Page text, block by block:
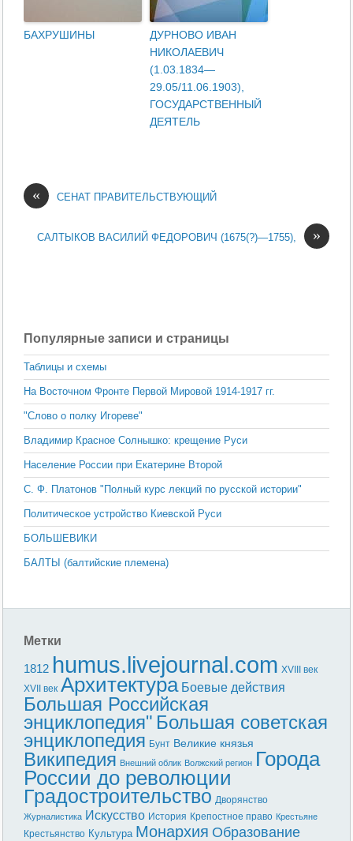
БАХРУШИНЫ
ДУРНОВО ИВАН
НИКОЛАЕВИЧ
(1.03.1834—
29.05/11.06.1903),
ГОСУДАРСТВЕННЫЙ
ДЕЯТЕЛЬ
« СЕНАТ ПРАВИТЕЛЬСТВУЮЩИЙ
»
САЛТЫКОВ ВАСИЛИЙ ФЕДОРОВИЧ (1675(?)—1755),
Популярные записи и страницы
Таблицы и схемы
На Восточном Фронте Первой Мировой 1914-1917 гг.
"Слово о полку Игореве"
Владимир Красное Солнышко: крещение Руси
Население России при Екатерине Второй
С. Ф. Платонов "Полный курс лекций по русской истории"
Политическое устройство Киевской Руси
БОЛЬШЕВИКИ
БАЛТЫ (балтийские племена)
Метки
1812 humus.livejournal.com XVIII век
XVII век Архитектура Боевые действия
Большая Российская
энциклопедия" Большая советская
энциклопедия Бунт Великие князья
Википедия Внешний облик Волжский регион Города
России до революции
Градостроительство Дворянство
Журналистика Искусство История Крепостное право Крестьяне
Крестьянство Культура Монархия Образование